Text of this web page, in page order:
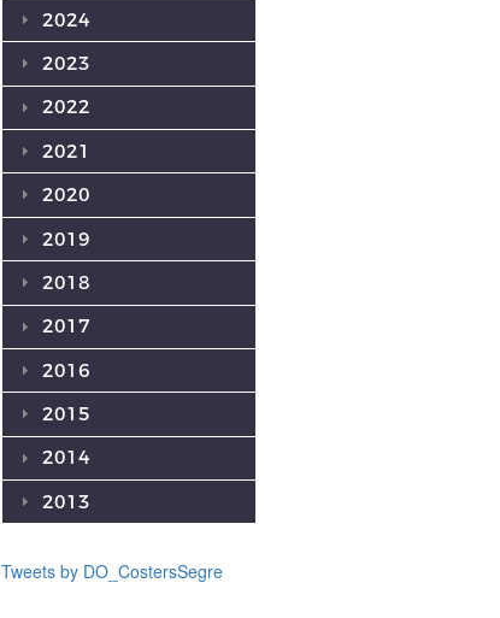
2024
2023
2022
2021
2020
2019
2018
2017
2016
2015
2014
2013
Tweets by DO_CostersSegre